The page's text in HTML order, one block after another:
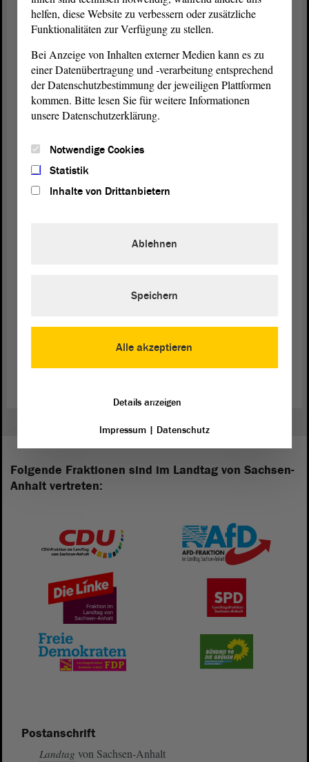
oberhalb von 1 Million € betrifft: Ich habe das
ungute Gefühl, dass dieser Halbsatz im
Haushaltsgesetz nicht überleben wird und wir uns
auch zukünftig bei entsprechenden
Umschichtungsmaßnahmen beteiligen. Dass es vier
Monate dauert, liegt in der Regel nicht am
Parlament. Wir arbeiten stringent die Anträge ab,
die uns vorgelegt werden. Von daher bin ich guter
Zum Schluss möchte ich sagen, dass auch die
CDU-Fraktionden Entschließungsantrag zu
Berichterstatter, zu Tagesordnungspunkt 15 b um
Zurück zur Landtagssitzung
Folgende Fraktionen sind im Landtag von Sachsen-
Anhalt vertreten:
Postanschrift
Landtag von Sachsen-Anhalt
helfen, diese Website zu verbessern oder zusätzliche
Funktionalitäten zur Verfügung zu stellen.
Bei Anzeige von Inhalten externer Medien kann es zu
einer Datenübertragung und -verarbeitung entsprechend
der Datenschutzbestimmung der jeweiligen Plattformen
kommen. Bitte lesen Sie für weitere Informationen
unsere Datenschutzerklärung.
Notwendige Cookies
Statistik
Inhalte von Drittanbietern
Alle akzeptieren
Ablehnen
Speichern
Details anzeigen
Impressum| Datenschutz